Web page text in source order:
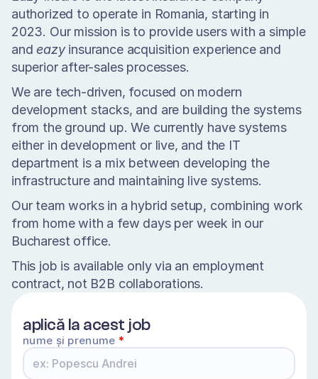
authorized to operate in Romania, starting in
2023. Our mission is to provide users with a simple
and eazy insurance acquisition experience and
superior after-sales processes.
We are tech-driven, focused on modern
development stacks, and are building the systems
from the ground up. We currently have systems
either in development or live, and the IT
department is a mix between developing the
infrastructure and maintaining live systems.
Our team works in a hybrid setup, combining work
from home with a few days per week in our
Bucharest office.
This job is available only via an employment
contract, not B2B collaborations.
aplică la acest job
nume și prenume *